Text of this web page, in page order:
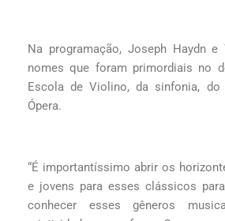
Na programação, Joseph Haydn
nomes que foram primordiais no
Escola de Violino, da sinfonia,
Ópera.
“É importantíssimo abrir os
e jovens para esses clássicos
conhecer esses gêneros